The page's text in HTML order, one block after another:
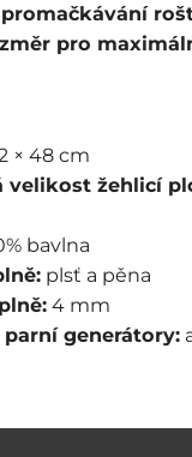
pro
× 48 cm
velikost žehlicí
bavlna
plsť a pěna
4 mm
generátory: